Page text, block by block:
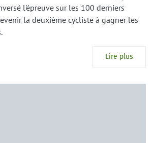
l'épreuve sur les 100 derniers
la deuxième cycliste à gagner les
Lire plus